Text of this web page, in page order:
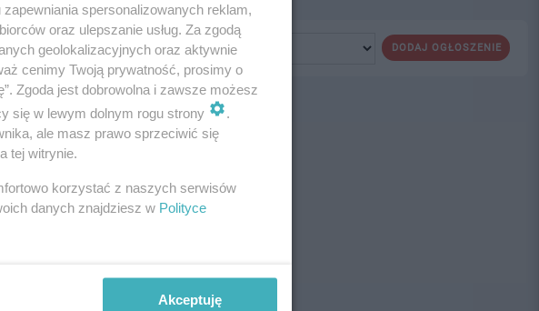
DODAJ OGŁOSZENIE
jeszcze aktywne!
spersonalizowanych reklam,
oraz ulepszanie usług. Za zgodą
geolokalizacyjnych oraz aktywnie
cenimy Twoją prywatność, prosimy o
Zgoda jest dobrowolna i zawsze możesz
się w lewym dolnym rogu strony
ale masz prawo sprzeciwić się
tej witrynie.
korzystać z naszych serwisów
danych znajdziesz w Polityce
Akceptuję